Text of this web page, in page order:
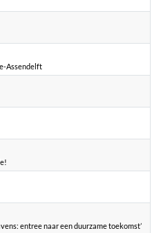
Assendelft
entree naar een duurzame toekomst’